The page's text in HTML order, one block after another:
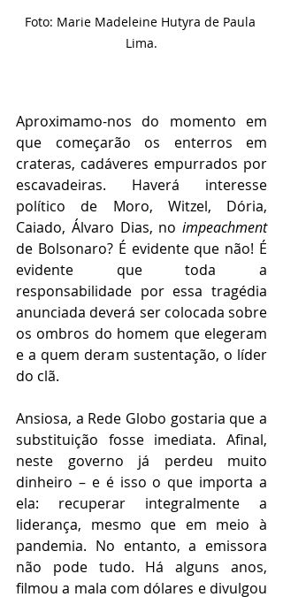
Foto: Marie Madeleine Hutyra de Paula
Lima.
Aproximamo-nos do momento em
que começarão os enterros em
crateras, cadáveres empurrados por
escavadeiras. Haverá interesse
político de Moro, Witzel, Dória,
Caiado, Álvaro Dias, no
impeachment
de Bolsonaro? É evidente que não! É
evidente que toda a
responsabilidade por essa tragédia
anunciada deverá ser colocada sobre
os ombros do homem que elegeram
e a quem deram sustentação, o líder
do clã.
Ansiosa, a Rede Globo gostaria que a
substituição fosse imediata. Afinal,
neste governo já perdeu muito
dinheiro – e é isso o que importa a
ela: recuperar integralmente a
liderança, mesmo que em meio à
pandemia. No entanto, a emissora
não pode tudo. Há alguns anos,
filmou a mala com dólares e divulgou